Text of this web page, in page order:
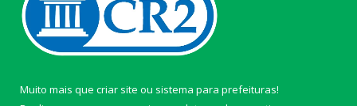
Muito mais que criar site ou sistema para prefeituras!